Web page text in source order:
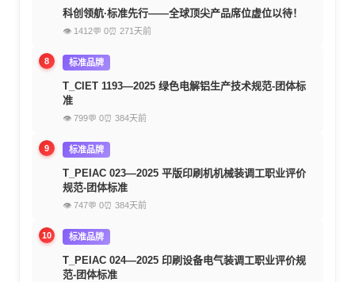
科创领航·标准先行——全球顶尖产品席位虚位以待！
👁 1412💬 0⏰ 271天前
8 标准品牌
T_CIET 1193—2025 绿色电解铝生产技术规范-团体标
准
👁 799💬 0⏰ 384天前
9 标准品牌
T_PEIAC 023—2025 平版印刷机机械装调工职业评价
规范-团体标准
👁 747💬 0⏰ 384天前
10 标准品牌
T_PEIAC 024—2025 印刷设备电气装调工职业评价规
范-团体标准